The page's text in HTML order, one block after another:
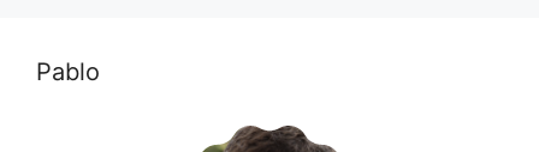
Pablo